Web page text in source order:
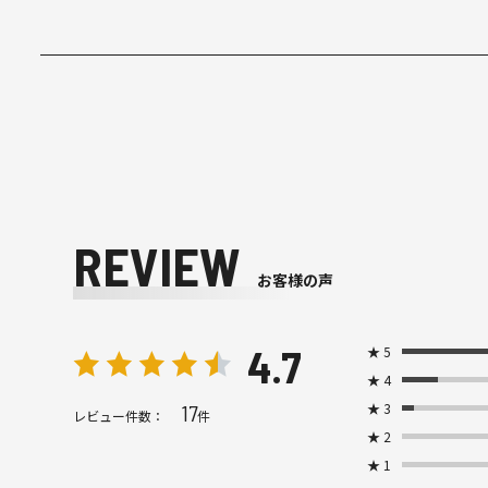
REVIEW お客様の声
4.7
レビュー件数： 17件
★5
★4
★3
★ 2
★ 1